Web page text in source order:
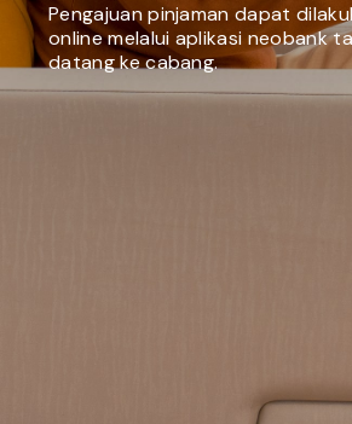
Pengajuan pinjaman dapat
online melalui aplikasi neobank
datang ke cabang.